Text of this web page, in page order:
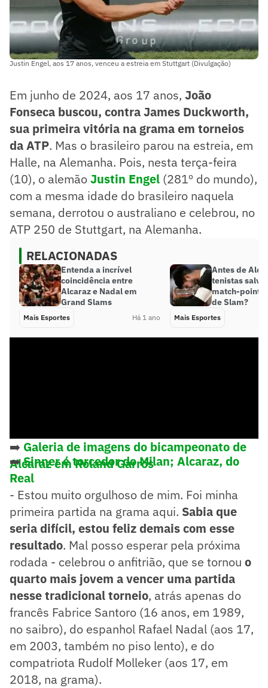
Justin Engel, aos 17 anos, venceu a estreia em Stuttgart (Divulgação)
Em junho de 2024, aos 17 anos, João
Fonseca buscou, contra James Duckworth,
sua primeira vitória na grama em torneios
da ATP. Mas o brasileiro parou na estreia, em
Halle, na Alemanha. Pois, nesta terça-feira
(10), o alemãoJustin Engel (281º do mundo),
com a mesma idade do brasileiro naquela
semana, derrotou o australiano e celebrou, no
ATP 250 de Stuttgart, na Alemanha.
RELACIONADAS
Entenda a incrível
coincidência entre
Alcaraz e Nadal em
Grand Slams
Mais Esportes Há 1 ano
Antes de
tenistas
match-points
de Slam?
Mais Esportes
➡️ Galeria de imagens do bicampeonato de
Alcaraz em Roland Garros
➡️Sinner é torcedor do Milan; Alcaraz, do
Real
- Estou muito orgulhoso de mim. Foi minha
primeira partida na grama aqui. Sabia que
seria difícil, estou feliz demais com esse
resultado. Mal posso esperar pela próxima
rodada - celebrou o anfitrião, que se tornou o
quarto mais jovem a vencer uma partida
nesse tradicional torneio, atrás apenas do
francês Fabrice Santoro (16 anos, em 1989,
no saibro), do espanhol Rafael Nadal (aos 17,
em 2003, também no piso lento), e do
compatriota Rudolf Molleker (aos 17, em
2018, na grama).